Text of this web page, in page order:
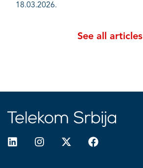
18.03.2026.
See all articles